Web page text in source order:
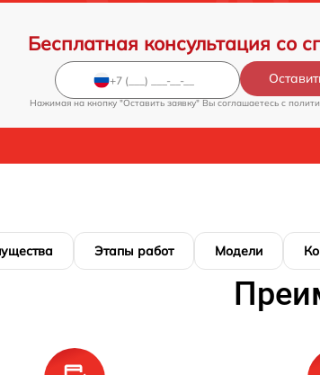
Бесплатная консультация со
Нажимая на кнопку "Оставить заявку" Вы соглашаетесь c
Этапы работ Модели